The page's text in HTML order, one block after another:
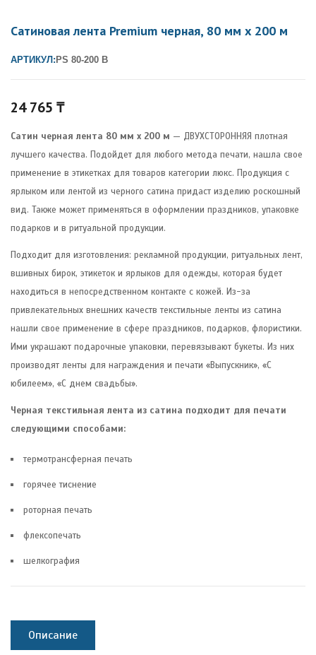
Сатиновая лента Premium черная, 80 мм х 200 м
АРТИКУЛ:PS 80-200 B
24 765 ₸
Cатин черная лента 80 мм х 200 м — ДВУХСТОРОННЯЯ плотная
лучшего качества. Подойдет для любого метода печати, нашла свое
применение в этикетках для товаров категории люкс. Продукция с
ярлыком или лентой из черного сатина придаст изделию роскошный
вид. Также может применяться в оформлении праздников, упаковке
подарков и в ритуальной продукции.
Подходит для изготовления: рекламной продукции, ритуальных лент,
вшивных бирок, этикеток и ярлыков для одежды, которая будет
находиться в непосредственном контакте с кожей. Из-за
привлекательных внешних качеств текстильные ленты из сатина
нашли свое применение в сфере праздников, подарков, флористики.
Ими украшают подарочные упаковки, перевязывают букеты. Из них
производят ленты для награждения и печати «Выпускник», «С
юбилеем», «С днем свадьбы».
Черная текстильная лента из сатина подходит для печати
следующими способами:
термотрансферная печать
горячее тиснение
роторная печать
флексопечать
шелкография
Описание